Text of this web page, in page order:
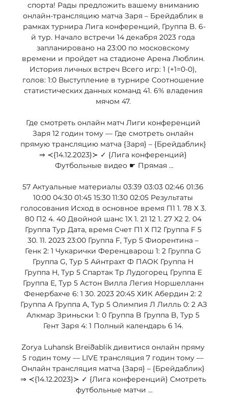
спорта! Рады предложить вашему вниманию
онлайн-трансляцию матча Заря – Брейдаблик в
рамках турнира Лига конференций, Группа B. 6-
й тур. Начало встречи 14 декабря 2023 года
запланировано на 23:00 по московскому
времени и пройдет на стадионе Арена Люблин.
История личных встреч Всего игр: 1 (+1=0-0),
голов: 1:0 Выступление в турнире Соотношение
статистических данных команд 41. 6% владения
мячом 47.
Где смотреть онлайн матч Лиги конференций
Заря 12 годин тому — Где смотреть онлайн
прямую трансляцию матча {Заря} – {Брейдаблик}
⇒ ≺{14.12.2023}≻ ✓ {Лига конференций}
Футбольные видео ☛ Прямая ...
57 Актуальные материалы 03:39 03:03 02:46 01:36
10:00 04:30 01:45 15:30 11:30 02:05 Результаты
голосования Исход в основное время П1 1. 78 Х 3.
80 П2 4. 40 Двойной шанс 1X 1. 21 12 1. 27 X2 2. 04
Группа Тур Дата, время Счет П1 Х П2 Группа F 5
30. 11. 2023 23:00 Группа F, Тур 5 Фиорентина –
Генк 2: 1 Чукарички Ференцварош 1: 2 Группа G
Группа G, Тур 5 Айнтрахт Ф ПАОК Группа H
Группа H, Тур 5 Спартак Тр Лудогорец Группа E
Группа E, Тур 5 Астон Вилла Легия Норшелланн
Фенербахче 6: 1 30. 2023 20:45 ХИК Абердин 2: 2
Группа A Группа A, Тур 5 Олимпия Л Лилль 0: 2 АЗ
Алкмар Зриньски 1: 0 Группа B Группа B, Тур 5
Гент Заря 4: 1 Полный календарь 6 14.
Zorya Luhansk Breiðablik дивитися онлайн пряму
5 годин тому — LIVE трансляция 7 годин тому —
Онлайн трансляция матча {Заря} – {Брейдаблик}
⇒ ≺{14.12.2023}≻ ✓ {Лига конференций} Смотреть
футбольные матчи ...